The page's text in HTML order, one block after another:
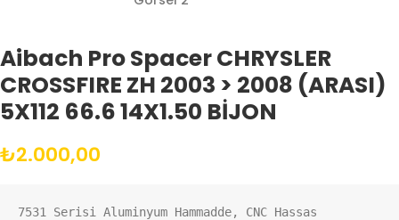
Aibach Pro Spacer CHRYSLER
CROSSFIRE ZH 2003 > 2008 (ARASI)
5X112 66.6 14X1.50 BİJON
₺2.000,00
7531 Serisi Aluminyum Hammadde, CNC Hassas